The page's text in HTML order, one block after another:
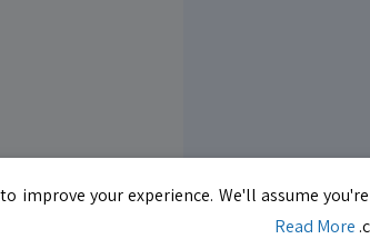
improve your experience. We'll assume
Read More